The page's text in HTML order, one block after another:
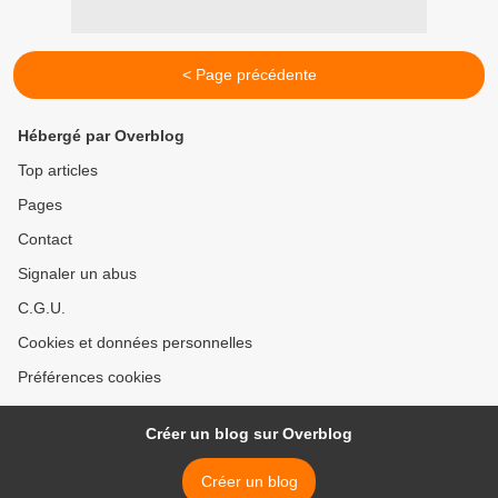
< Page précédente
Hébergé par Overblog
Top articles
Pages
Contact
Signaler un abus
C.G.U.
Cookies et données personnelles
Préférences cookies
Créer un blog sur Overblog
Créer un blog